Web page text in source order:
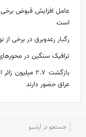
عامل افزایش قبوض برخی
است
رگبار رعدوبرق در برخی
ترافیک سنگین در
عراق حضور دارند